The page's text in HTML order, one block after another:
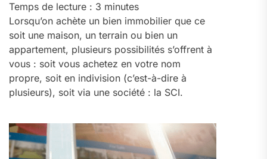
Temps de lecture : 3 minutes
Lorsqu’on achète un bien immobilier que ce
soit une maison, un terrain ou bien un
appartement, plusieurs possibilités s’offrent à
vous : soit vous achetez en votre nom
propre, soit en indivision (c’est-à-dire à
plusieurs), soit via une société : la SCI.